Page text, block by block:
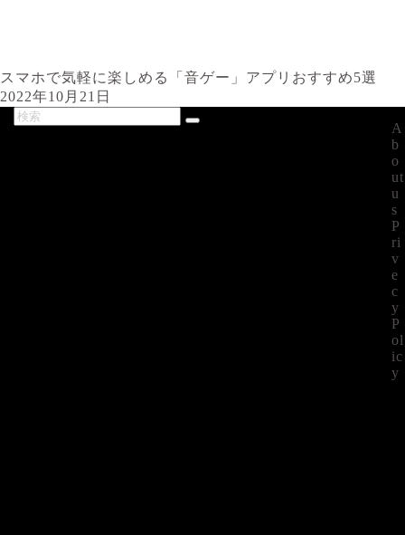
スマホで気軽に楽しめる「音ゲー」アプリおすすめ5選
2022年10月21日
A
b
o
ut
u
s
P
ri
v
e
c
y
P
ol
ic
y